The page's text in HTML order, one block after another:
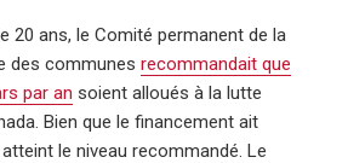
20 ans, le Comité permanent de la
des communes recommandait que
par an soient alloués à la lutte
Bien que le financement ait
atteint le niveau recommandé. Le